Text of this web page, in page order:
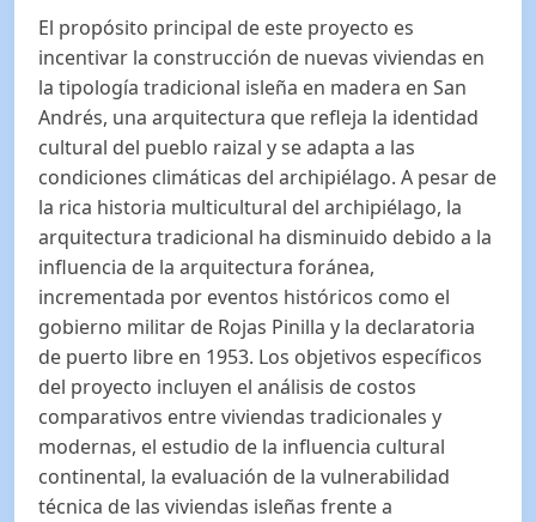
El propósito principal de este proyecto es
incentivar la construcción de nuevas viviendas en
la tipología tradicional isleña en madera en San
Andrés, una arquitectura que refleja la identidad
cultural del pueblo raizal y se adapta a las
condiciones climáticas del archipiélago. A pesar de
la rica historia multicultural del archipiélago, la
arquitectura tradicional ha disminuido debido a la
influencia de la arquitectura foránea,
incrementada por eventos históricos como el
gobierno militar de Rojas Pinilla y la declaratoria
de puerto libre en 1953. Los objetivos específicos
del proyecto incluyen el análisis de costos
comparativos entre viviendas tradicionales y
modernas, el estudio de la influencia cultural
continental, la evaluación de la vulnerabilidad
técnica de las viviendas isleñas frente a